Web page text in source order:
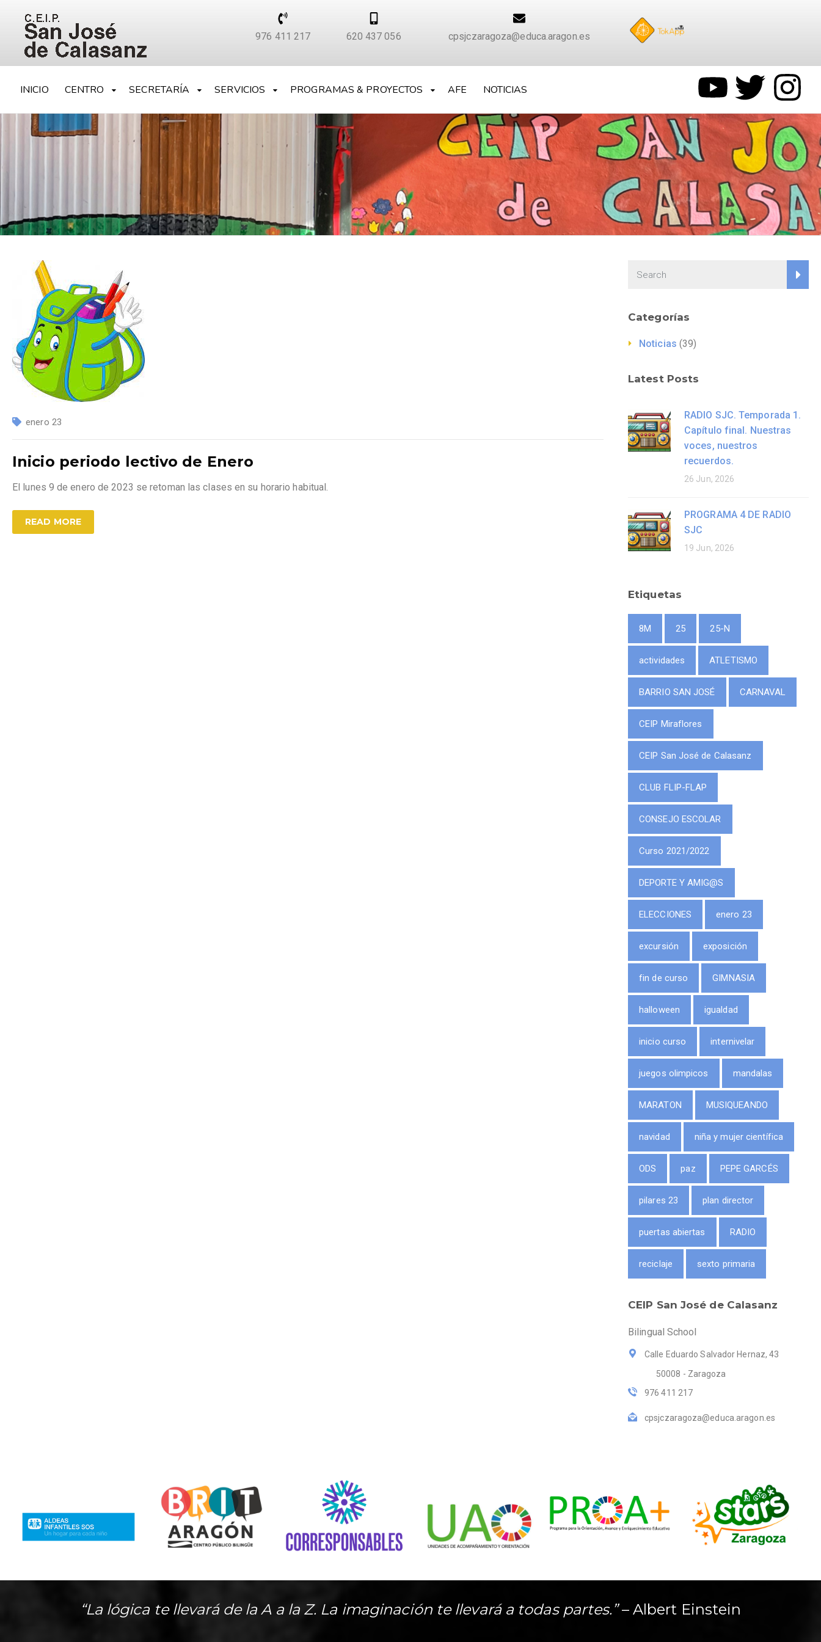
976 411 217 620 437 056 cpsjczaragoza@educa.aragon.es
INICIO CENTRO SECRETARÍA SERVICIOS PROGRAMAS & PROYECTOS AFE NOTICIAS
enero 23
Inicio periodo lectivo de Enero
El lunes 9 de enero de 2023 se retoman las clases en su horario habitual.
READ MORE
Categorías
Noticias (39)
Latest Posts
RADIO SJC. Temporada 1.
Capítulo final. Nuestras
voces, nuestros
recuerdos.
26 Jun, 2026
PROGRAMA 4 DE RADIO
SJC
19 Jun, 2026
Etiquetas
8M 25 25-N
actividades ATLETISMO
BARRIO SAN JOSÉ CARNAVAL
CEIP Miraflores
CEIP San José de Calasanz
CLUB FLIP-FLAP
CONSEJO ESCOLAR
Curso 2021/2022
DEPORTE Y AMIG@S
ELECCIONES enero 23
excursión exposición
fin de curso GIMNASIA
halloween igualdad
inicio curso internivelar
juegos olimpicos mandalas
MARATON MUSIQUEANDO
navidad niña y mujer científica
ODS paz PEPE GARCÉS
pilares 23 plan director
puertas abiertas RADIO
reciclaje sexto primaria
CEIP San José de Calasanz
Bilingual School
Calle Eduardo Salvador Hernaz, 43
50008 - Zaragoza
976 411 217
cpsjczaragoza@educa.aragon.es
“La lógica te llevará de la A a la Z. La imaginación te llevará a todas partes.”– Albert Einstein